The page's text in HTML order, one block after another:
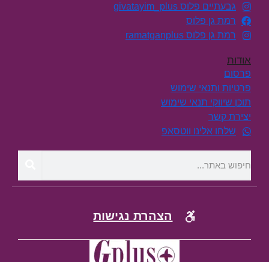
גבעתיים פלוס givatayim_plus
רמת גן פלוס
רמת גן פלוס ramatganplus
אודות
פרסום
פרטיות ותנאי שימוש
תוכן שיווקי תנאי שימוש
יצירת קשר
שלחו אלינו ווטסאפ
הצהרת נגישות